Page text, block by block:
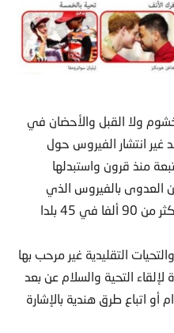
ولا القبل والأحضان في
انتشار الفيروس حول
منذ قرون واستبدلها
العدوى بالفيروس الذي
ينتقل بسهولة بين البشر، وأصاب أكثر من 90 ألفا في 45 بلدا
التقليدية غير مرحب بها
التحية والسلام عن بعد
أو اتباع طرق هندية بالإشارة